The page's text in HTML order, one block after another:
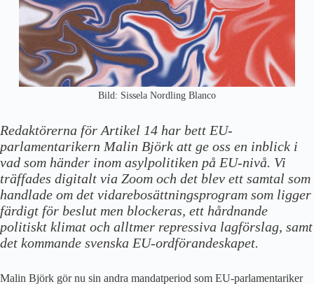
Bild: Sissela Nordling Blanco
Redaktörerna för Artikel 14 har bett EU-
parlamentarikern Malin Björk att ge oss en inblick i
vad som händer inom asylpolitiken på EU-nivå. Vi
träffades digitalt via Zoom och det blev ett samtal som
handlade om det vidarebosättningsprogram som ligger
färdigt för beslut men blockeras, ett hårdnande
politiskt klimat och alltmer repressiva lagförslag, samt
det kommande svenska EU-ordförandeskapet.
Malin Björk gör nu sin andra mandatperiod som EU-parlamentariker